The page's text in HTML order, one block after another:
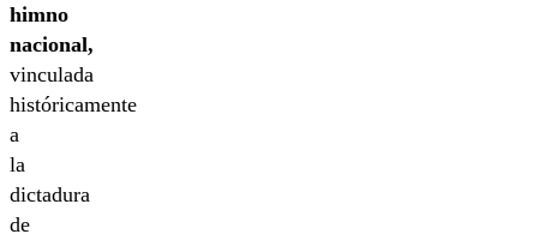
himno
nacional,
vinculada
históricamente
a
la
dictadura
de